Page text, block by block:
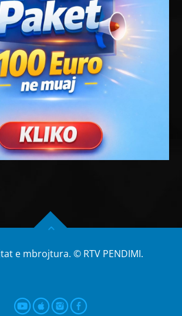
e mbrojtura. © RTV PENDIMI.